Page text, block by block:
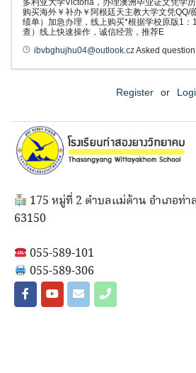
多利亚大学Victoria，办理澳洲毕业证文凭学
购买海外￥补办￥阿根廷天主教大学文凭
绩单）加急办理，线上购买*根据学校原版1
查）线上快速操作，诚信经营，推荐E
ibvbghujhu04@outlook.czAsked question
Register or
175 หมู่ที่ 2 ตำบลแม่ต้าน อำเภอท่า
63150
055-589-101
055-589-306